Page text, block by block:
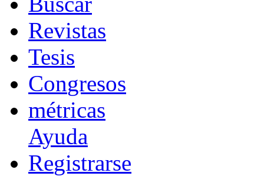
Revistas
Tesis
Congresos
métricas
Ayuda
Registrarse